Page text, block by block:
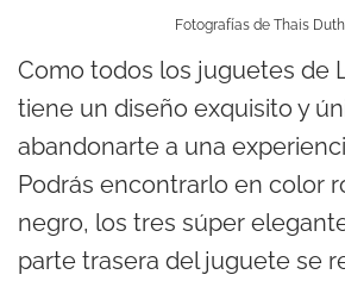
Fotografías de Thais
Como todos los juguetes de
tiene un diseño exquisito y
abandonarte a una
Podrás encontrarlo en color
negro, los tres súper
parte trasera del juguete se